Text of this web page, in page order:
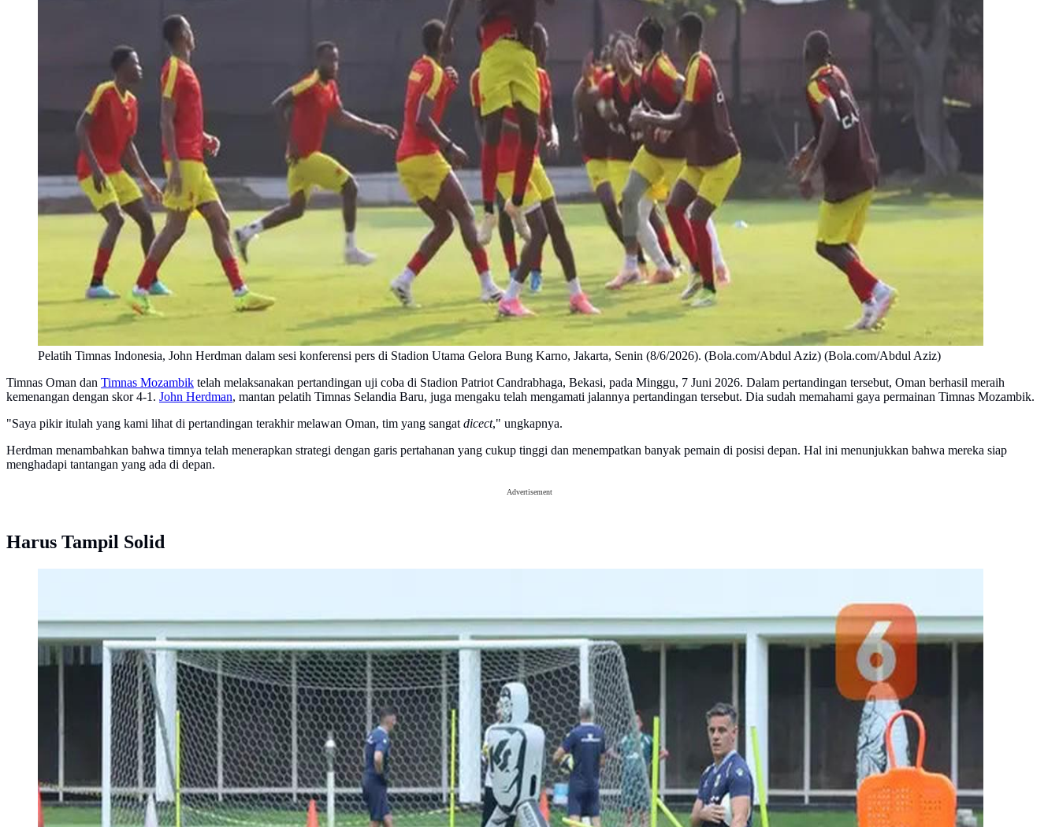
Pelatih Timnas Indonesia, John Herdman dalam sesi konferensi pers di Stadion Utama Gelora Bung Karno, Jakarta, Senin (8/6/2026). (Bola.com/Abdul Aziz) (Bola.com/Abdul Aziz)
Timnas Oman dan Timnas Mozambik telah melaksanakan pertandingan uji coba di Stadion Patriot Candrabhaga, Bekasi, pada Minggu, 7 Juni 2026. Dalam pertandingan tersebut, Oman berhasil meraih
kemenangan dengan skor 4-1. John Herdman, mantan pelatih Timnas Selandia Baru, juga mengaku telah mengamati jalannya pertandingan tersebut. Dia sudah memahami gaya permainan Timnas Mozambik.
"Saya pikir itulah yang kami lihat di pertandingan terakhir melawan Oman, tim yang sangat dicect," ungkapnya.
Herdman menambahkan bahwa timnya telah menerapkan strategi dengan garis pertahanan yang cukup tinggi dan menempatkan banyak pemain di posisi depan. Hal ini menunjukkan bahwa mereka siap
menghadapi tantangan yang ada di depan.
Advertisement
Harus Tampil Solid